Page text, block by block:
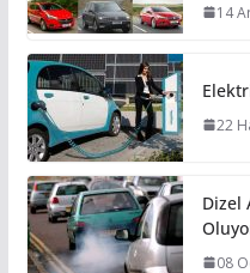
14
22
Dizel
08